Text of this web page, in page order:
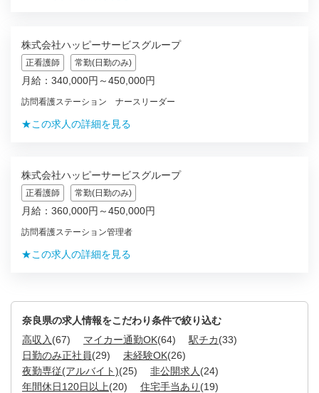
株式会社ハッピーサービスグループ
正看護師 常勤(日勤のみ)
月給：340,000円～450,000円
訪問看護ステーション ナースリーダー
★この求人の詳細を見る
株式会社ハッピーサービスグループ
正看護師 常勤(日勤のみ)
月給：360,000円～450,000円
訪問看護ステーション管理者
★この求人の詳細を見る
奈良県の求人情報をこだわり条件で絞り込む
高収入 (67) マイカー通勤OK(64) 駅チカ(33)
日勤のみ正社員(29) 未経験OK(26)
夜勤専従(アルバイト)(25) 非公開求人 (24)
年間休日120日以上(20) 住宅手当あり (19)